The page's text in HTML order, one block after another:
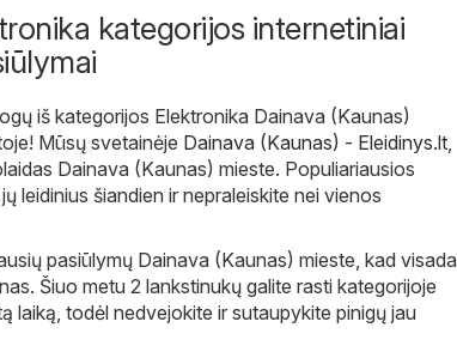
kategorijos internetiniai
iš kategorijos Elektronika Dainava (Kaunas)
Mūsų svetainėje Dainava (Kaunas) - Eleidinys.lt,
Dainava (Kaunas) mieste. Populiariausios
leidinius šiandien ir nepraleiskite nei vienos
pasiūlymų Dainava (Kaunas) mieste, kad visada
Šiuo metu 2 lankstinukų galite rasti kategorijoje
laiką, todėl nedvejokite ir sutaupykite pinigų jau